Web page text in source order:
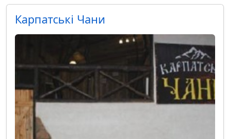
Карпатські Чани